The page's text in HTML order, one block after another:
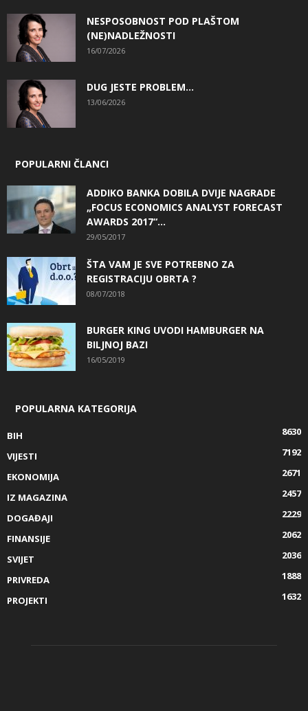
NESPOSOBNOST POD PLAŠTOM
(NE)NADLEŽNOSTI
16/07/2026
DUG JESTE PROBLEM…
13/06/2026
POPULARNI ČLANCI
ADDIKO BANKA DOBILA DVIJE NAGRADE
„FOCUS ECONOMICS ANALYST FORECAST
AWARDS 2017“...
29/05/2017
ŠTA VAM JE SVE POTREBNO ZA
REGISTRACIJU OBRTA ?
08/07/2018
BURGER KING UVODI HAMBURGER NA
BILJNOJ BAZI
16/05/2019
POPULARNA KATEGORIJA
BIH
8630
VIJESTI
7192
EKONOMIJA
2671
IZ MAGAZINA
2457
DOGAĐAJI
2229
FINANSIJE
2062
SVIJET
2036
PRIVREDA
1888
PROJEKTI
1632